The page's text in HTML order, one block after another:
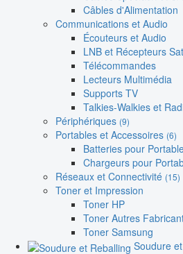
Câbles d'Alimentation
Communications et Audio
Écouteurs et Audio
LNB et Récepteurs
Télécommandes
Lecteurs Multimédia
Supports TV
Talkies-Walkies et
Périphériques (9)
Portables et Accessoires (6)
Batteries pour
Chargeurs pour
Réseaux et Connectivité (15)
Toner et Impression
Toner HP
Toner Autres
Toner Samsung
Soudure